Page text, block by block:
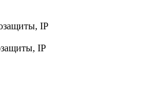
IP
IP